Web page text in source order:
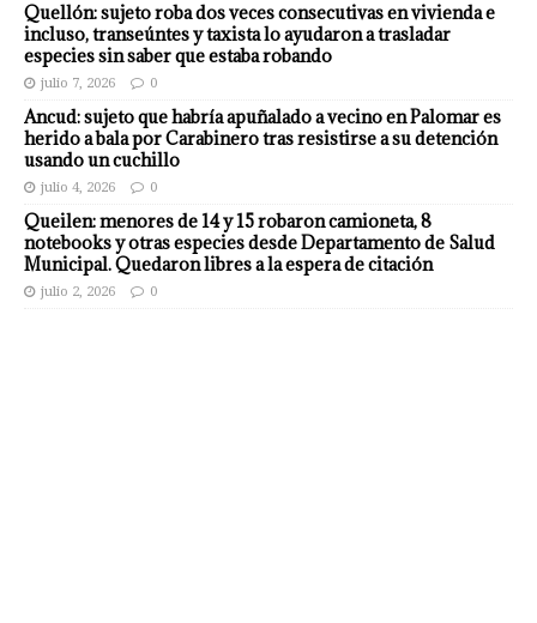
Quellón: sujeto roba dos veces consecutivas en vivienda e
incluso, transeúntes y taxista lo ayudaron a trasladar
especies sin saber que estaba robando
julio 7, 2026 0
Ancud: sujeto que habría apuñalado a vecino en Palomar es
herido a bala por Carabinero tras resistirse a su detención
usando un cuchillo
julio 4, 2026 0
Queilen: menores de 14 y 15 robaron camioneta, 8
notebooks y otras especies desde Departamento de Salud
Municipal. Quedaron libres a la espera de citación
julio 2, 2026 0